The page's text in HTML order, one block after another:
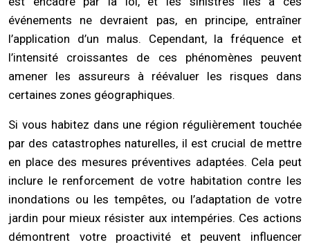
événements ne devraient pas, en principe, entraîner
l’application d’un malus. Cependant, la fréquence et
l’intensité croissantes de ces phénomènes peuvent
amener les assureurs à réévaluer les risques dans
certaines zones géographiques.
Si vous habitez dans une région régulièrement touchée
par des catastrophes naturelles, il est crucial de mettre
en place des mesures préventives adaptées. Cela peut
inclure le renforcement de votre habitation contre les
inondations ou les tempêtes, ou l’adaptation de votre
jardin pour mieux résister aux intempéries. Ces actions
démontrent votre proactivité et peuvent influencer